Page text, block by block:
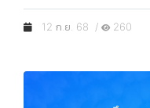
12 ก.ย. 68 / 260